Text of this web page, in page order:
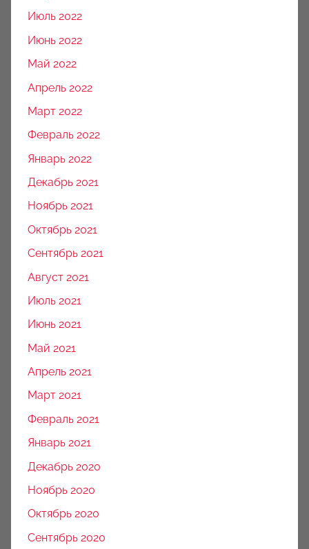
Июль 2022
Июнь 2022
Май 2022
Апрель 2022
Март 2022
Февраль 2022
Январь 2022
Декабрь 2021
Ноябрь 2021
Октябрь 2021
Сентябрь 2021
Август 2021
Июль 2021
Июнь 2021
Май 2021
Апрель 2021
Март 2021
Февраль 2021
Январь 2021
Декабрь 2020
Ноябрь 2020
Октябрь 2020
Сентябрь 2020